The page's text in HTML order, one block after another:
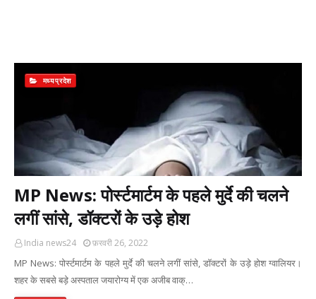
मध्यप्रदेश
MP News: पोर्स्टमार्टम के पहले मुर्दे की चलने
लगीं सांसे, डॉक्टरों के उड़े होश
India news24 फ़रवरी 26, 2022
MP News: पोर्स्टमार्टम के पहले मुर्दे की चलने लगीं सांसे, डॉक्टरों के उड़े होश ग्वालियर।
शहर के सबसे बड़े अस्पताल जयारोग्य में एक अजीब वाक्…